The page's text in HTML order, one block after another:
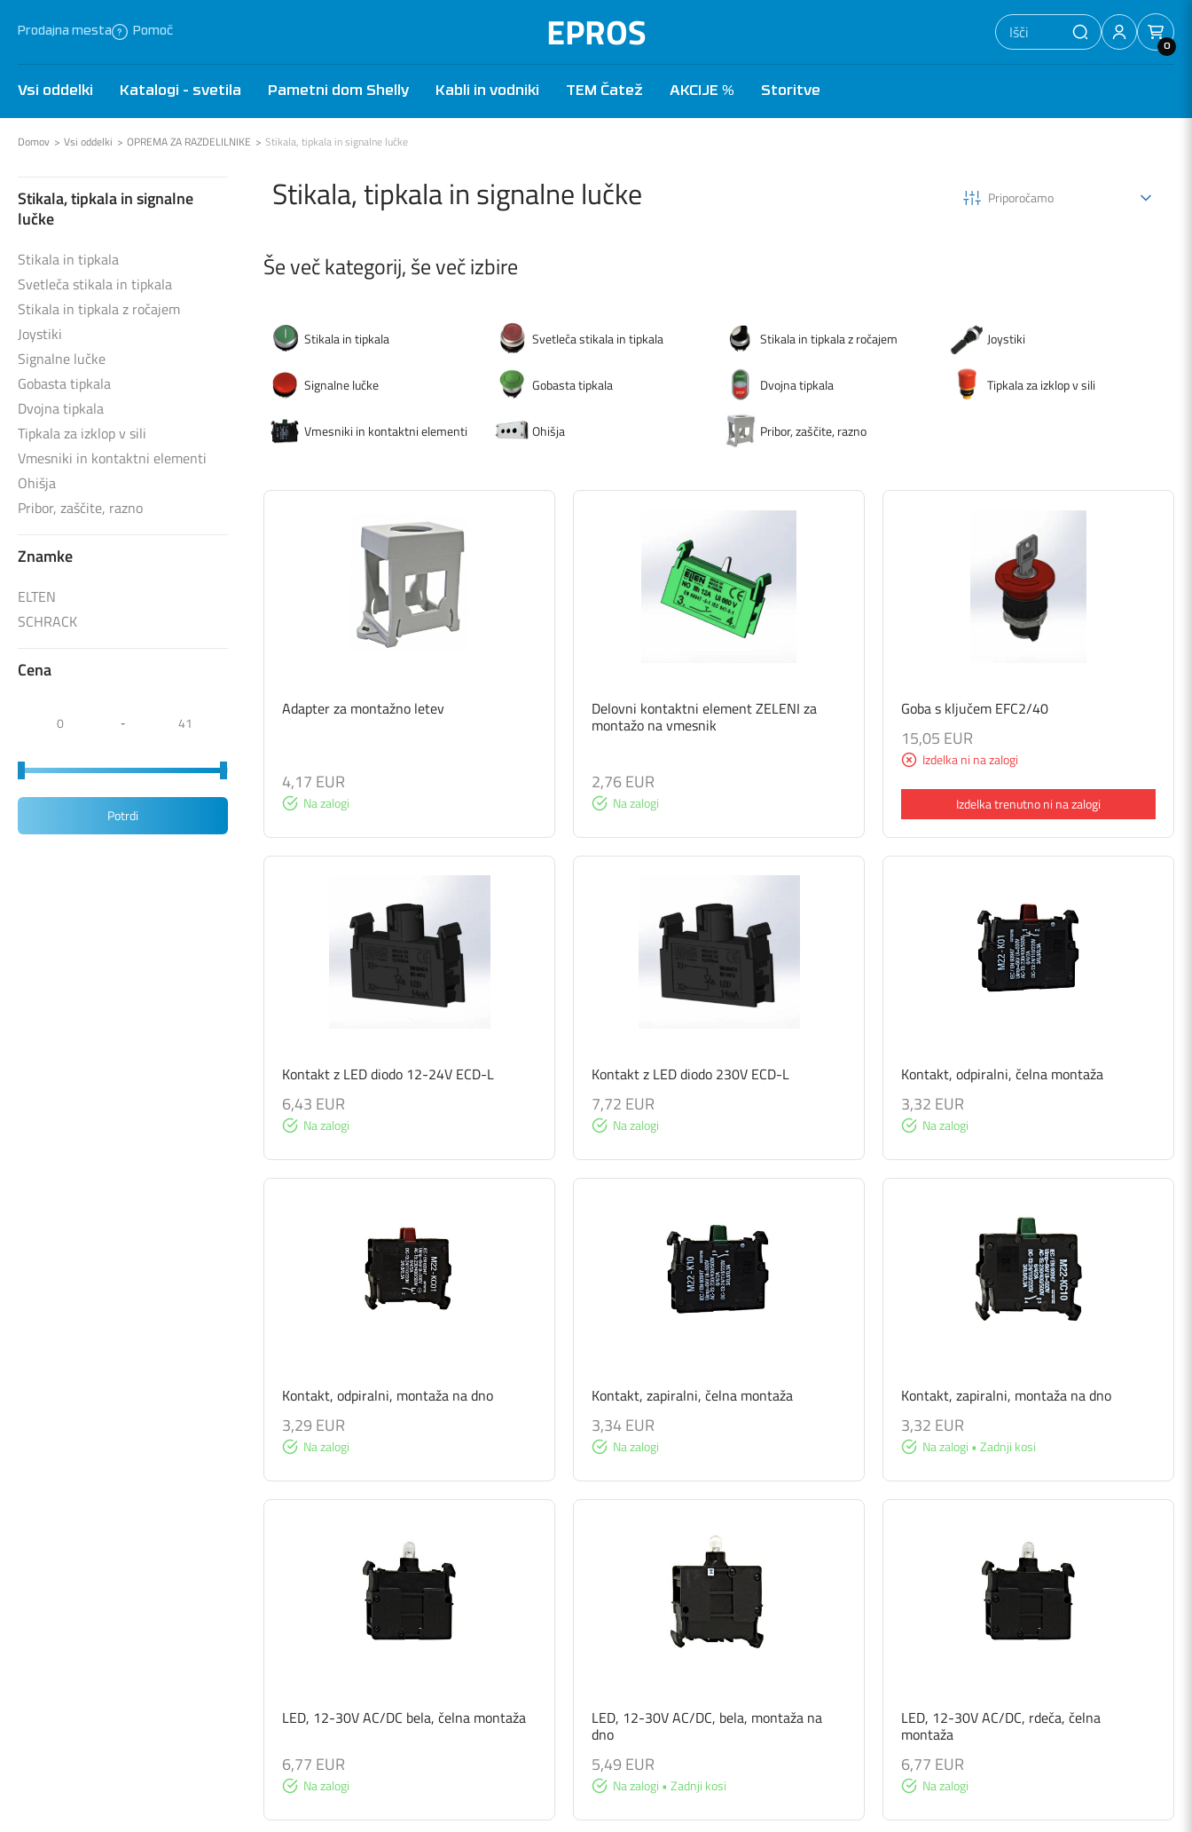
Prodajna mesta Pomoč EPROS 0
Vsi oddelki Katalogi - svetila Pametni dom Shelly Kabli in vodniki TEM Čatež AKCIJE % Storitve
Domov Vsi oddelki OPREMA ZA RAZDELILNIKE Stikala, tipkala in signalne lučke
Stikala, tipkala in signalne
lučke
Stikala in tipkala
Svetleča stikala in tipkala
Stikala in tipkala z ročajem
Joystiki
Signalne lučke
Gobasta tipkala
Dvojna tipkala
Tipkala za izklop v sili
Vmesniki in kontaktni elementi
Ohišja
Pribor, zaščite, razno
Znamke
ELTEN
SCHRACK
Cena
-
Potrdi
Stikala, tipkala in signalne lučke Priporočamo
Še več kategorij, še več izbire
Stikala in tipkala Svetleča stikala in tipkala Stikala in tipkala z ročajem Joystiki
Signalne lučke Gobasta tipkala Dvojna tipkala Tipkala za izklop v sili
Vmesniki in kontaktni elementi Ohišja Pribor, zaščite, razno
Adapter za montažno letev
Na zalogi
4,17 EUR
Delovni kontaktni element ZELENI za
montažo na vmesnik
Na zalogi
2,76 EUR
Goba s ključem EFC2/40
Izdelka ni na zalogi
15,05 EUR
Izdelka trenutno ni na zalogi
Kontakt z LED diodo 12-24V ECD-L
Na zalogi
6,43 EUR
Kontakt z LED diodo 230V ECD-L
Na zalogi
7,72 EUR
Kontakt, odpiralni, čelna montaža
Na zalogi
3,32 EUR
Kontakt, odpiralni, montaža na dno
Na zalogi
3,29 EUR
Kontakt, zapiralni, čelna montaža
Na zalogi
3,34 EUR
Kontakt, zapiralni, montaža na dno
Na zalogi • Zadnji kosi
3,32 EUR
LED, 12-30V AC/DC bela, čelna montaža
Na zalogi
6,77 EUR
LED, 12-30V AC/DC, bela, montaža na
dno
Na zalogi • Zadnji kosi
5,49 EUR
LED, 12-30V AC/DC, rdeča, čelna
montaža
Na zalogi
6,77 EUR